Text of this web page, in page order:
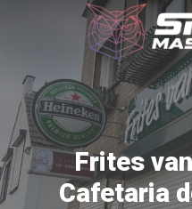
Frites
Cafetaria